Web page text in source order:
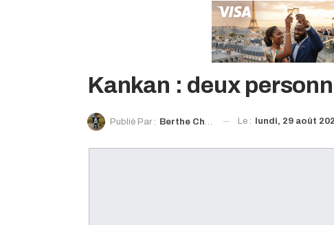
Interviews
Kankan : deux
Publié Par : Berthe Cheick Sekou Le : lundi, 29 août